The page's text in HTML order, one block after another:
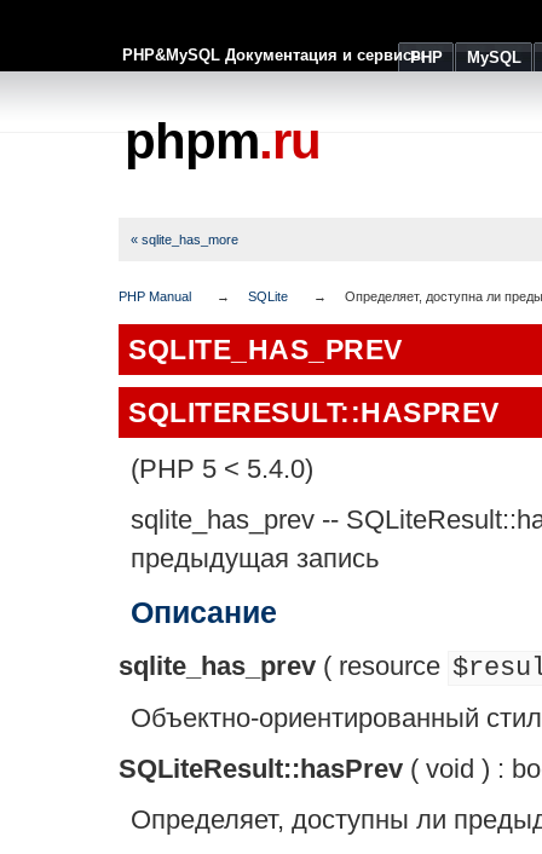
PHP&MySQL Документация и сервисыPHP MySQL
phpm.ru
« sqlite_has_more
PHP Manual SQLite Определяет, доступна ли
SQLITE_HAS_PREV
SQLITERESULT::HASPREV
(PHP 5 < 5.4.0)
sqlite_has_prev --
предыдущая запись
Описание
sqlite_has_prev ( resource
Объектно-ориентированный
SQLiteResult::hasPrev ( void ) :
Определяет, доступны ли